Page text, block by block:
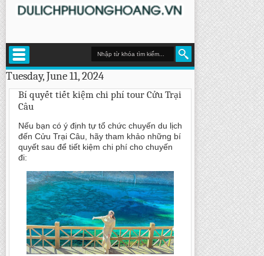
Tuesday, June 11, 2024
Bí quyết tiết kiệm chi phí tour Cửu Trại
Câu
Nếu bạn có ý định tự tổ chức chuyến du lịch
đến Cửu Trại Câu, hãy tham khảo những bí
quyết sau để tiết kiệm chi phí cho chuyến
đi: